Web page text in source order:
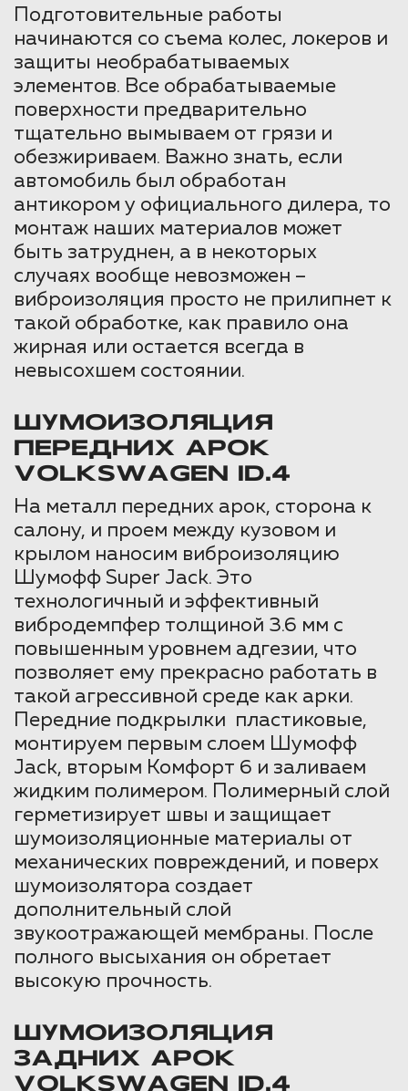
Подготовительные работы
начинаются со съема колес, локеров и
защиты необрабатываемых
элементов. Все обрабатываемые
поверхности предварительно
тщательно вымываем от грязи и
обезжириваем. Важно знать, если
автомобиль был обработан
антикором у официального дилера, то
монтаж наших материалов может
быть затруднен, а в некоторых
случаях вообще невозможен –
виброизоляция просто не прилипнет к
такой обработке, как правило она
жирная или остается всегда в
невысохшем состоянии.
ШУМОИЗОЛЯЦИЯ
ПЕРЕДНИХ АРОК
VOLKSWAGEN ID.4
На металл передних арок, сторона к
салону, и проем между кузовом и
крылом наносим виброизоляцию
Шумофф Super Jack. Это
технологичный и эффективный
вибродемпфер толщиной 3.6 мм с
повышенным уровнем адгезии, что
позволяет ему прекрасно работать в
такой агрессивной среде как арки.
Передние подкрылки пластиковые,
монтируем первым слоем Шумофф
Jack, вторым Комфорт 6 и заливаем
жидким полимером. Полимерный слой
герметизирует швы и защищает
шумоизоляционные материалы от
механических повреждений, и поверх
шумоизолятора создает
дополнительный слой
звукоотражающей мембраны. После
полного высыхания он обретает
высокую прочность.
ШУМОИЗОЛЯЦИЯ
ЗАДНИХ АРОК
VOLKSWAGEN ID.4